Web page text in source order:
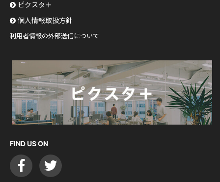
ピクスタ＋
個人情報取扱方針
利用者情報の外部送信について
FIND US ON